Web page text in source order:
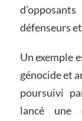
défenseurs
Un exemple
génocide et
poursuivi
lancé une